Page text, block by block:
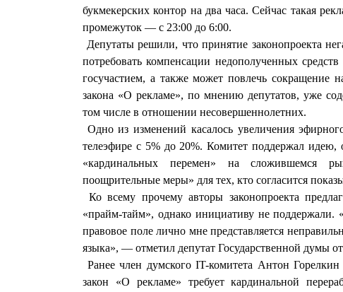
букмекерских контор на два часа. Сейчас такая
промежуток — с 23:00 до 6:00.
Депутаты решили, что принятие законопроекта
потребовать компенсации недополученных
госучастием, а также может повлечь сокращение
закона «О рекламе», по мнению депутатов, уже
том числе в отношении несовершеннолетних.
Одно из изменений касалось увеличения
телеэфире с 5% до 20%. Комитет поддержал идею,
«кардинальных перемен» на сложившемся
поощрительные меры» для тех, кто согласится
Ко всему прочему авторы законопроекта
«прайм-тайм», однако инициативу не поддержали.
правовое поле лично мне представляется
языка», — отметил депутат Государственной думы
Ранее член думского IT-комитета Антон
закон «О рекламе» требует кардинальной